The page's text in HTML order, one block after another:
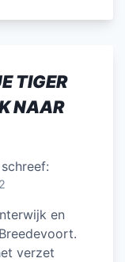
TIGER
NAAR
schreef:
en
verzet